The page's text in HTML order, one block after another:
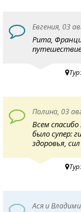
Евгения, 03
Рита,
Тур:
Полина, 03
Всем
было супер:
здоровья,
Тур:
Ася и